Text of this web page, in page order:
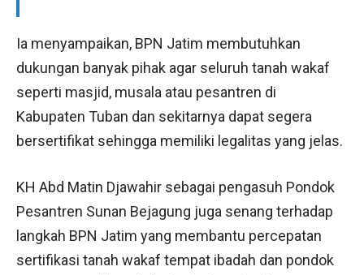
Ia menyampaikan, BPN Jatim membutuhkan
dukungan banyak pihak agar seluruh tanah wakaf
seperti masjid, musala atau pesantren di
Kabupaten Tuban dan sekitarnya dapat segera
bersertifikat sehingga memiliki legalitas yang jelas.
KH Abd Matin Djawahir sebagai pengasuh Pondok
Pesantren Sunan Bejagung juga senang terhadap
langkah BPN Jatim yang membantu percepatan
sertifikasi tanah wakaf tempat ibadah dan pondok